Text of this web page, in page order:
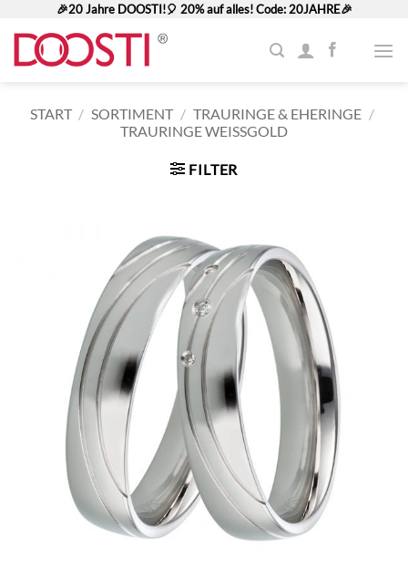
Inhalt
springen
🎉20 Jahre DOOSTI!🎈 20% auf alles! Code: 20JAHRE🎉
START / SORTIMENT / TRAURINGE & EHERINGE /
TRAURINGE WEISSGOLD
FILTER